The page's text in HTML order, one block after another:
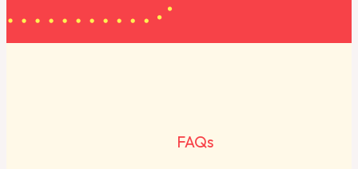
FAQs